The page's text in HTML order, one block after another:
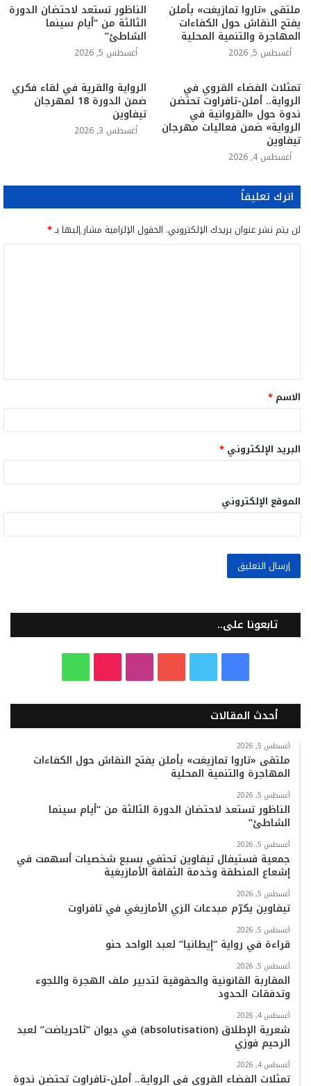
ملتقى «تاروا تمازيغت» بأملن
يفتح النقاش حول الكفاءات
المهاجرة والتنمية المحلية
أغسطس 5, 2026
الناظور تستعد لاحتضان الدورة
الثالثة من “أيام سينما
الشاطئ”
أغسطس 5, 2026
تمثلات الفضاء القروي في
الرواية.. أملن-تافراوت تحتضن
ندوة حول «القروانية في
الرواية» ضمن فعاليات مهرجان
تيفاوين
أغسطس 4, 2026
الرواية والقرية في لقاء فكري
ضمن الدورة 18 لمهرجان
تيفاوين
أغسطس 3, 2026
اترك تعليقاً
لن يتم نشر عنوان بريدك الإلكتروني. الحقول الإلزامية مشار إليها بـ*
ق
*
الاسم *
البريد الإلكتروني *
الموقع الإلكتروني
تابعونا على..
س
ب
و
ك
ي
ر
ت
ب
س
ت
ر
م
k
k
ت
س
ب
أحدث المقالات
أغسطس 5, 2026
ملتقى «تاروا تمازيغت» بأملن يفتح النقاش حول الكفاءات
المهاجرة والتنمية المحلية
أغسطس 5, 2026
الناظور تستعد لاحتضان الدورة الثالثة من “أيام سينما
الشاطئ”
أغسطس 5, 2026
جمعية فستيفال تيفاوين تحتفي بسبع شخصيات أسهمت في
إشعاع المنطقة وخدمة الثقافة الأمازيغية
أغسطس 5, 2026
تيفاوين يكرّم مبدعات الزي الأمازيغي في تافراوت
أغسطس 5, 2026
قراءة في رواية “إيطانيا” لعبد الواحد حنو
أغسطس 5, 2026
المقاربة القانونية والحقوقية لتدبير ملف الهجرة واللجوء
وتدفقات الحدود
أغسطس 4, 2026
شعرية الإطلاق (absolutisation) في ديوان “ثاحرياضت” لعبد
الرحيم فوزي
أغسطس 4, 2026
تمثلات الفضاء القروي في الرواية.. أملن-تافراوت تحتضن ندوة